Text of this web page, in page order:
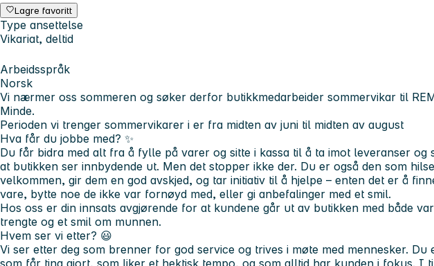
Lagre favoritt
Type ansettelse
Vikariat, deltid
Arbeidsspråk
Norsk
Vi nærmer oss sommeren og søker derfor butikkmedarbeider sommervikar til
Minde.
Perioden vi trenger sommervikarer i er fra midten av juni til midten av august
Hva får du jobbe med? ✨
Du får bidra med alt fra å fylle på varer og sitte i kassa til å ta imot leveranser og
at butikken ser innbydende ut. Men det stopper ikke der. Du er også den som
velkommen, gir dem en god avskjed, og tar initiativ til å hjelpe – enten det er å
vare, bytte noe de ikke var fornøyd med, eller gi anbefalinger med et smil.
Hos oss er din innsats avgjørende for at kundene går ut av butikken med både
trengte og et smil om munnen.
Hvem ser vi etter? 😃
Vi ser etter deg som brenner for god service og trives i møte med mennesker. Du
som får ting gjort, som liker et hektisk tempo, og som alltid har kunden i fokus. I